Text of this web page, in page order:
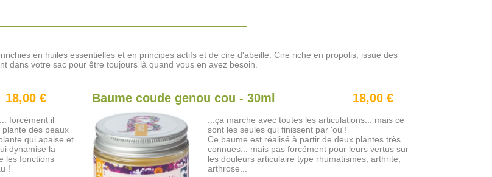
en huiles essentielles et en principes actifs et de cire d'abeille. Cire riche en propolis, issue des
dans votre sac pour être toujours là quand vous en avez besoin.
18,00 €
forcément il
des peaux
qui apaise et
dynamise la
les fonctions
!
Baume coude genou cou - 30ml 18,00 €
...ça marche avec toutes les articulations... mais ce
sont les seules qui finissent par 'ou'!
Ce baume est réalisé à partir de deux plantes très
connues... mais pas forcément pour leurs vertus sur
les douleurs articulaire type rhumatismes, arthrite,
arthrose...